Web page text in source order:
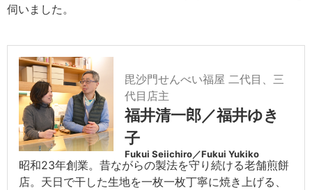
伺いました。
毘沙門せんべい福屋 二代目、三
代目店主
福井清一郎／福井ゆき
子
Fukui Seiichiro／Fukui Yukiko
昭和23年創業。昔ながらの製法を守り続ける老舗煎餅
店。天日で干した生地を一枚一枚丁寧に焼き上げる、